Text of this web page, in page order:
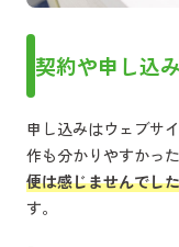
契約や申し込
申し込みはウェブサ
作も分かりやすかった
便は感じませんでし
す。